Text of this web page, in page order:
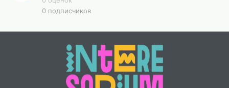
автором. Версия для мальчиков. Есть аналогичная
0 подписчиков